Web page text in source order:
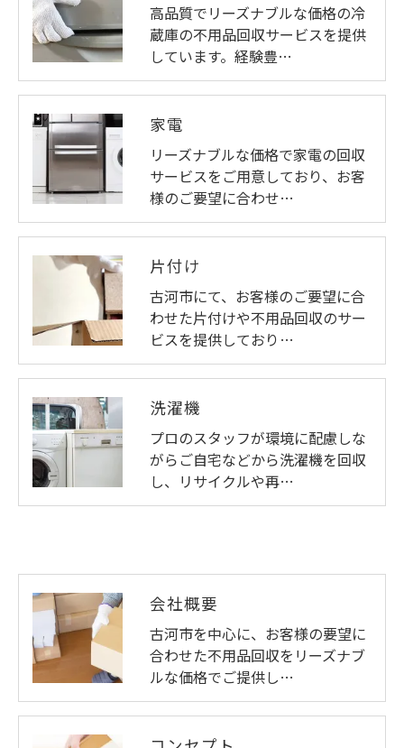
高品質でリーズナブルな価格の冷
蔵庫の不用品回収サービスを提供
しています。経験豊…
家電
リーズナブルな価格で家電の回収
サービスをご用意しており、お客
様のご要望に合わせ…
片付け
古河市にて、お客様のご要望に合
わせた片付けや不用品回収のサー
ビスを提供しており…
洗濯機
プロのスタッフが環境に配慮しな
がらご自宅などから洗濯機を回収
し、リサイクルや再…
会社概要
古河市を中心に、お客様の要望に
合わせた不用品回収をリーズナブ
ルな価格でご提供し…